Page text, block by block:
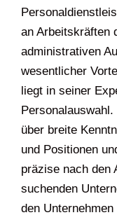
an Arbeitskräften
administrativen
wesentlicher
liegt in seiner
über breite
und Positionen
präzise nach den
suchenden
den